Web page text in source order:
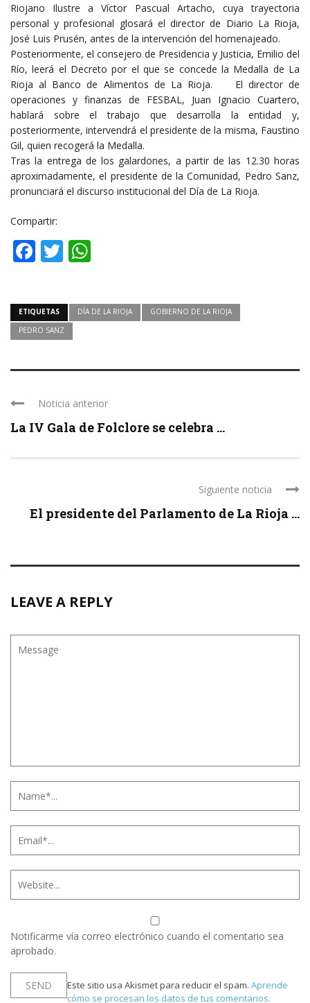
Riojano Ilustre a Víctor Pascual Artacho, cuya trayectoria
personal y profesional glosará el director de Diario La Rioja,
José Luis Prusén, antes de la intervención del homenajeado.
Posteriormente, el consejero de Presidencia y Justicia, Emilio del
Río, leerá el Decreto por el que se concede la Medalla de La
Rioja al Banco de Alimentos de La Rioja. El director de
operaciones y finanzas de FESBAL, Juan Ignacio Cuartero,
hablará sobre el trabajo que desarrolla la entidad y,
posteriormente, intervendrá el presidente de la misma, Faustino
Gil, quien recogerá la Medalla.
Tras la entrega de los galardones, a partir de las 12.30 horas
aproximadamente, el presidente de la Comunidad, Pedro Sanz,
pronunciará el discurso institucional del Día de La Rioja.
Compartir:
Facebook
Twitter
ETIQUETAS DÍA DE LA RIOJA
GOBIERNO DE LA RIOJA
PEDRO SANZ
Noticia anterior
La IV Gala de Folclore se celebra ...
Siguiente noticia
El presidente del Parlamento de La Rioja ...
LEAVE A REPLY
Notificarme vía correo electrónico cuando el comentario sea
aprobado.
Este sitio usa Akismet para reducir el spam. Aprende
cómo se procesan los datos de tus comentarios.